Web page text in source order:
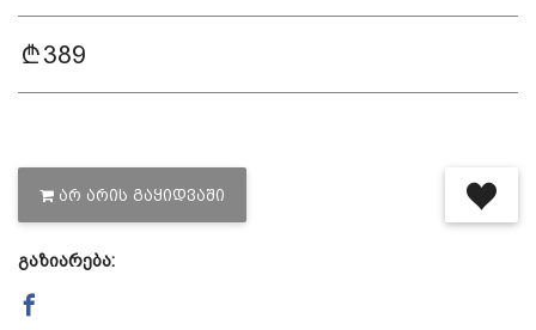
მიწოდების პირობები
წესები და პირობები
389
ᲐᲠ ᲐᲠᲘᲡ ᲒᲐᲧᲘᲓᲕᲐᲨᲘ
გაზიარება: